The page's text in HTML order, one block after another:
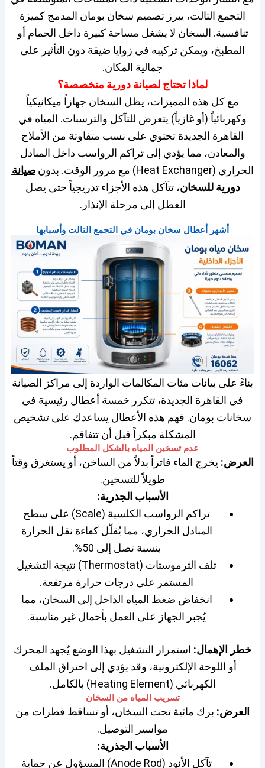
التجمع التالت، يبرز تصميم سخان بومان المدمج كميزة
تنافسية. السخان لا يشغل مساحة كبيرة داخل الحمام أو
المطبخ، ويمكن تركيبه في زوايا ضيقة دون التأثير على
جمالية المكان.
لماذا تحتاج لصيانة دورية متخصصة؟
مع كل هذه المميزات، يظل السخان جهازاً ميكانيكياً
وكهربائياً (أو غازياً) يتعرض للتآكل والترسبات. المياه في
القاهرة الجديدة تحتوي على نسب متفاوتة من الأملاح
والمعادن، مما يؤدي إلى تراكم الرواسب داخل المبادل
الحراري (Heat Exchanger) مع مرور الوقت. بدون
صيانة
دورية للسخان، تتآكل هذه الأجزاء تدريجياً حتى يصل
العطل إلى مرحلة الإنذار.
أشهر أعطال سخان بومان في التجمع التالت وأسبابها
بناءً على بيانات مئات المكالمات الواردة إلى مراكز الصيانة
في القاهرة الجديدة، تتكرر خمسة أعطال رئيسية في
سخانات بومان. فهم هذه الأعطال يساعدك على تشخيص
المشكلة مبكراً قبل أن تتفاقم.
عدم تسخين المياه بالشكل المطلوب
العرض: يخرج الماء فاتراً بدلاً من الساخن، أو يستغرق وقتاً
طويلاً للتسخين.
الأسباب الجذرية:
تراكم الرواسب الكلسية (Scale) على سطح
المبادل الحراري، مما يُقلّل كفاءة نقل الحرارة
بنسبة تصل إلى 50%.
تلف الثرموستات (Thermostat) نتيجة التشغيل
المستمر على درجات حرارة مرتفعة.
انخفاض ضغط المياه الداخل إلى السخان، مما
يُجبر الجهاز على العمل بأحمال غير مناسبة.
خطر الإهمال: استمرار التشغيل بهذا الوضع يُجهد المحرك
أو اللوحة الإلكترونية، وقد يؤدي إلى احتراق الملف
الكهربائي (Heating Element) بالكامل.
تسريب المياه من السخان
العرض: برك مائية تحت السخان، أو تساقط قطرات من
مواسير التوصيل.
الأسباب الجذرية:
تآكل الأنود (Anode Rod) المسؤول عن حماية